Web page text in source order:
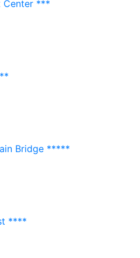
Center ***
Bridge *****
****